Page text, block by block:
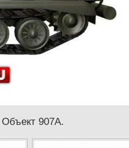
Объект 907А.